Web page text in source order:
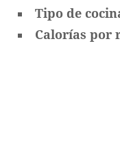
Tipo de
Calorías por